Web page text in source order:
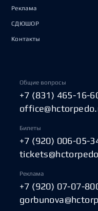
Реклама
СДЮШОР
Контакты
Общие вопросы
+7 (831) 465-16-
Билеты
+7 (920) 006-05-
Реклама
+7 (920) 07-07-